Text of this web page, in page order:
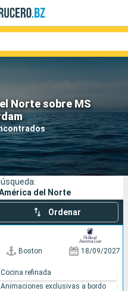
Norte sobre MS
Compañías
Buscardel Norte
Ordenar
Boston 18/09/2027
Cocina refinada
Animaciones exclusivas a bordo